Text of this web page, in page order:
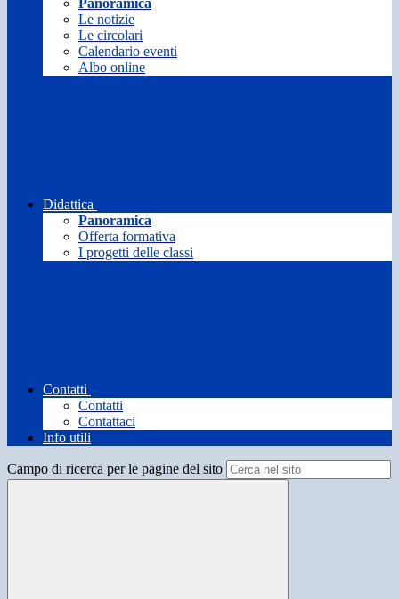
Panoramica
Le notizie
Le circolari
Calendario eventi
Albo online
Didattica
Panoramica
Offerta formativa
I progetti delle classi
Contatti
Contatti
Contattaci
Info utili
Campo di ricerca per le pagine del sito